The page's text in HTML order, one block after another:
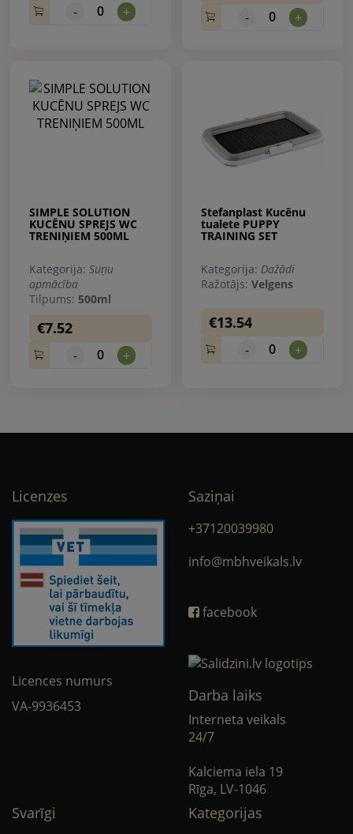
- 0 + - 0 +
SIMPLE SOLUTION
KUCĒNU SPREJS WC
TRENIŅIEM 500ML
Kategorija: Suņu
apmācība
Tilpums: 500ml
€7.52
- 0 +
Stefanplast Kucēnu
tualete PUPPY
TRAINING SET
Kategorija: Dažādi
Ražotājs: Velgens
€13.54
- 0 +
Licenzes
Licences numurs
VA-9936453
Saziņai
+37120039980
info@mbhveikals.lv
facebook
Darba laiks
Interneta veikals
24/7
Kalciema iela 19
Rīga, LV-1046
Svarīgi Kategorijas